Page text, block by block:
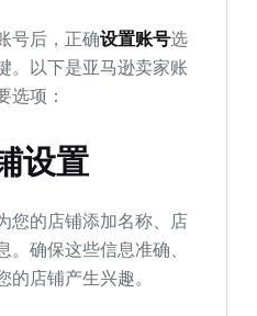
号后，正确设置账号选
。以下是亚马逊卖家账
选项：
设置
您的店铺添加名称、店
确保这些信息准确、
店铺产生兴趣。